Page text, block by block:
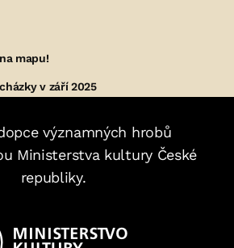
mapu!
v září 2025
významných hrobů
Ministerstva kultury České
republiky.